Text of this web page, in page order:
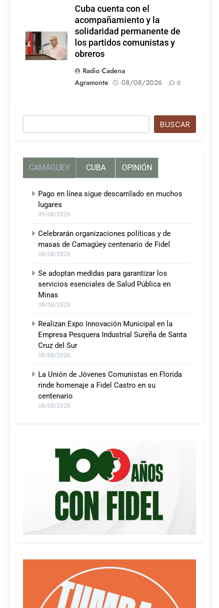
Cuba cuenta con el
acompañamiento y la
solidaridad permanente de
los partidos comunistas y
obreros
Radio Cadena
Agramonte
08/08/2026 0
BUSCAR
CAMAGUEY CUBA OPINIÓN
Pago en línea sigue descarrilado en muchos
lugares
09/08/2026
Celebrarán organizaciones políticas y de
masas de Camagüey centenario de Fidel
08/08/2026
Se adoptan medidas para garantizar los
servicios esenciales de Salud Pública en
Minas
08/08/2026
Realizan Expo Innovación Municipal en la
Empresa Pesquera Industrial Sureña de Santa
Cruz del Sur
08/08/2026
La Unión de Jóvenes Comunistas en Florida
rinde homenaje a Fidel Castro en su
centenario
08/08/2026